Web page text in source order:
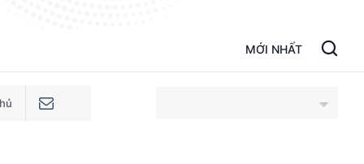
MỚI NHẤT